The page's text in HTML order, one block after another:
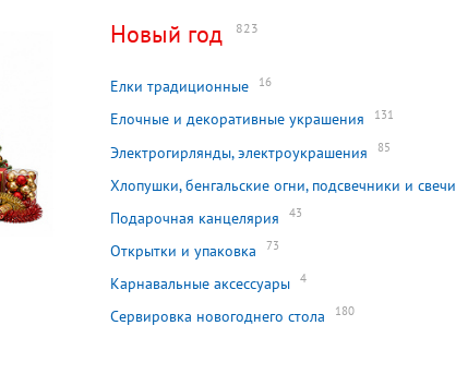
Новый год 823
Елки традиционные 16
Елочные и декоративные украшения 131
Электрогирлянды, электроукрашения 85
Хлопушки, бенгальские огни, подсвечники и свечи
Подарочная канцелярия 43
Открытки и упаковка 73
Карнавальные аксессуары 4
Сервировка новогоднего стола 180